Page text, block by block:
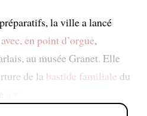
la ville a lancé
avec, en point d’orgue,
au musée Granet. Elle
de la bastide familiale du